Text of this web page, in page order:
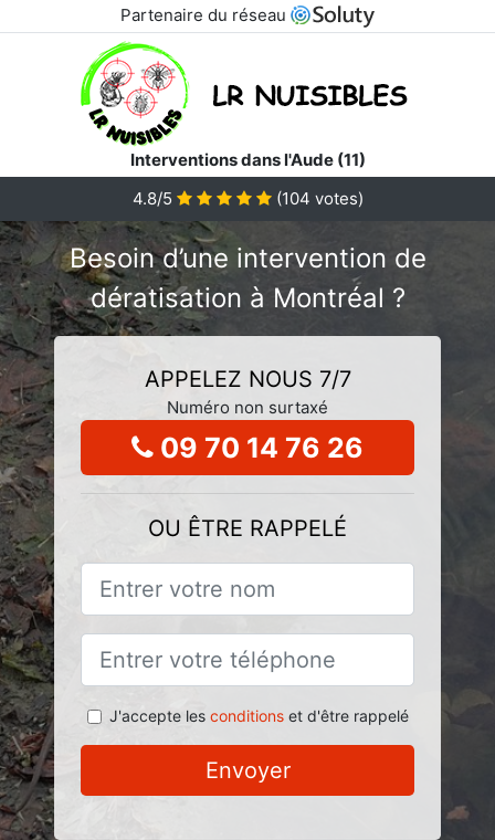
Partenaire du réseau
Interventions dans l'Aude (11)
4.8/5
(104 votes)
Besoin d’une intervention de
dératisation à Montréal ?
APPELEZ NOUS 7/7
Numéro non surtaxé
09 70 14 76 26
OU ÊTRE RAPPELÉ
J'accepte les conditionset d'être rappelé
Envoyer